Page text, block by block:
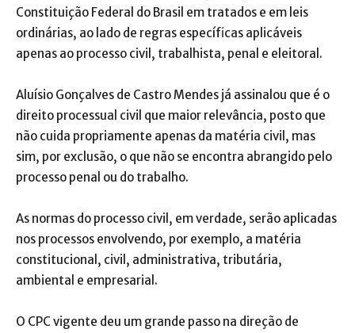
Constituição Federal do Brasil em tratados e em leis
ordinárias, ao lado de regras específicas aplicáveis
apenas ao processo civil, trabalhista, penal e eleitoral.
Aluísio Gonçalves de Castro Mendes já assinalou que é o
direito processual civil que maior relevância, posto que
não cuida propriamente apenas da matéria civil, mas
sim, por exclusão, o que não se encontra abrangido pelo
processo penal ou do trabalho.
As normas do processo civil, em verdade, serão aplicadas
nos processos envolvendo, por exemplo, a matéria
constitucional, civil, administrativa, tributária,
ambiental e empresarial.
O CPC vigente deu um grande passo na direção de